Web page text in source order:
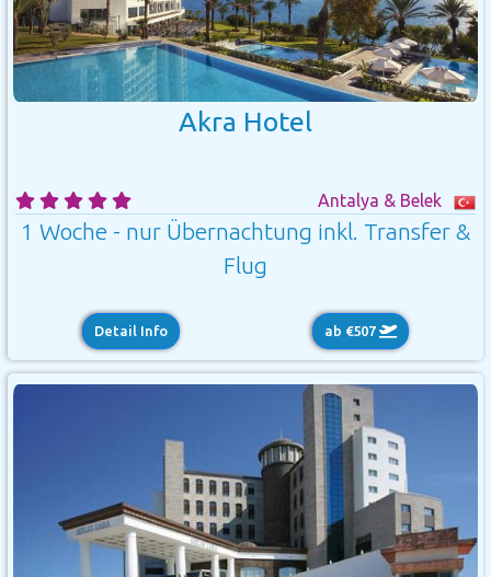
Akra Hotel
Antalya & Belek
1 Woche - nur Übernachtung inkl. Transfer &
Flug
Detail Info ab €507